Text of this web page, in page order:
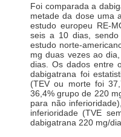
Foi comparada a
metade da dose uma
estudo europeu RE-
seis a 10 dias,
estudo norte-
mg duas vezes ao
dias. Os dados entre
dabigatrana foi
(TEV ou morte foi
36,4% grupo de 220
para não
inferioridade (TVE
dabigatrana 220 mg/